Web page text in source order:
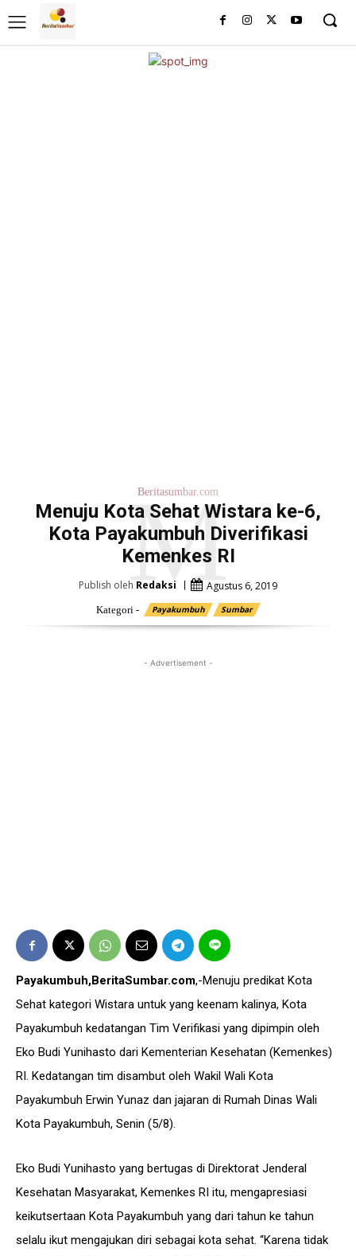
Beritasumbar.com
Menuju Kota Sehat Wistara ke-6,
Kota Payakumbuh Diverifikasi
Kemenkes RI
M
Publish oleh Redaksi Agustus 6, 2019
Kategori - Payakumbuh Sumbar
- Advertisement -
Payakumbuh,BeritaSumbar.com,-Menuju predikat Kota
Sehat kategori Wistara untuk yang keenam kalinya, Kota
Payakumbuh kedatangan Tim Verifikasi yang dipimpin oleh
Eko Budi Yunihasto dari Kementerian Kesehatan (Kemenkes)
RI. Kedatangan tim disambut oleh Wakil Wali Kota
Payakumbuh Erwin Yunaz dan jajaran di Rumah Dinas Wali
Kota Payakumbuh, Senin (5/8).
Eko Budi Yunihasto yang bertugas di Direktorat Jenderal
Kesehatan Masyarakat, Kemenkes RI itu, mengapresiasi
keikutsertaan Kota Payakumbuh yang dari tahun ke tahun
selalu ikut mengajukan diri sebagai kota sehat. “Karena tidak